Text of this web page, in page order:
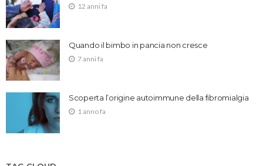
12 anni fa
Quando il bimbo in pancia non cresce
7 anni fa
Scoperta l’origine autoimmune della fibromialgia
1 anno fa